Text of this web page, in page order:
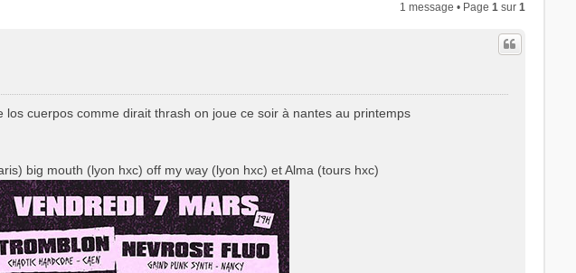
1 message • Page1 sur1
cuerpos comme dirait thrash on joue ce soir à nantes au printemps
big mouth (lyon hxc) off my way (lyon hxc) et Alma (tours hxc)